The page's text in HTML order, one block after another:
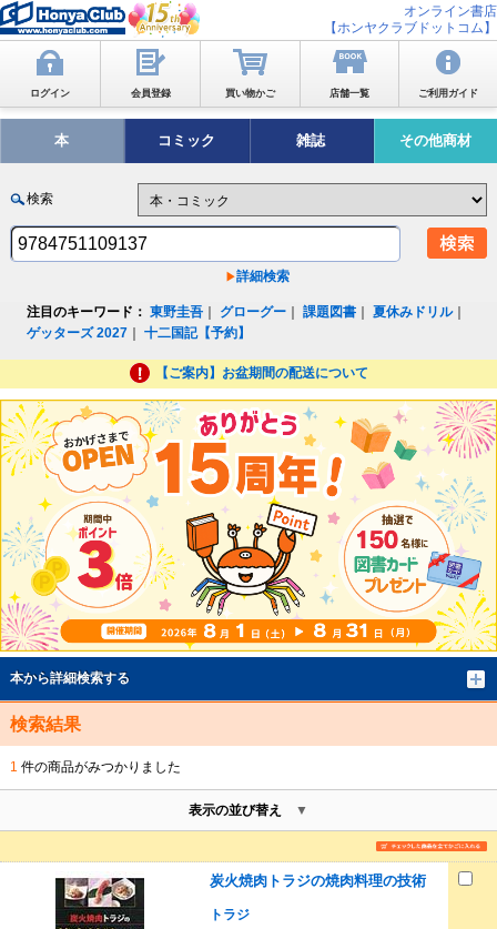
オンライン書店
【ホンヤクラブドットコム】
ログイン 会員登録 買い物かご 店舗一覧 ご利用ガイド
本 コミック 雑誌 その他商材
検索
詳細検索
注目のキーワード： 東野圭吾 グローグー ｜課題図書 ｜夏休みドリル｜
ゲッターズ 2027 ｜十二国記【予約】
【ご案内】お盆期間の配送について
本から詳細検索する
検索結果
1 件の商品がみつかりました
表示の並び替え
炭火焼肉トラジの焼肉料理の技術
トラジ